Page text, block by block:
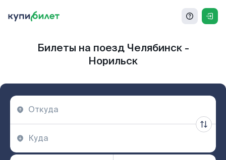
Билеты на поезд Челябинск -
Норильск